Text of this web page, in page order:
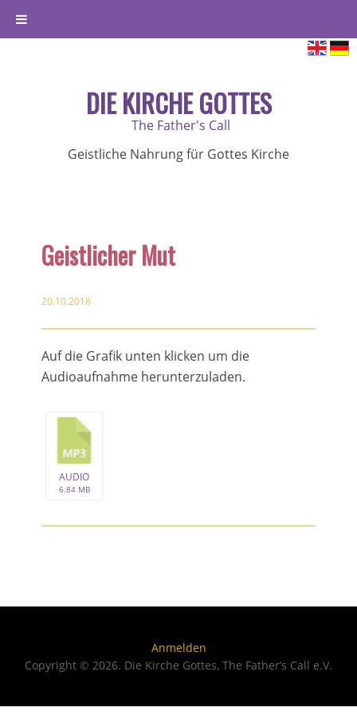
DIE KIRCHE GOTTES
The Father's Call
Geistliche Nahrung für Gottes Kirche
Geistlicher Mut
20.10.2018
Auf die Grafik unten klicken um die
Audioaufnahme herunterzuladen.
AUDIO
6.84 MB
Anmelden
Copyright © 2026. Die Kirche Gottes, The Father’s Call e.V.